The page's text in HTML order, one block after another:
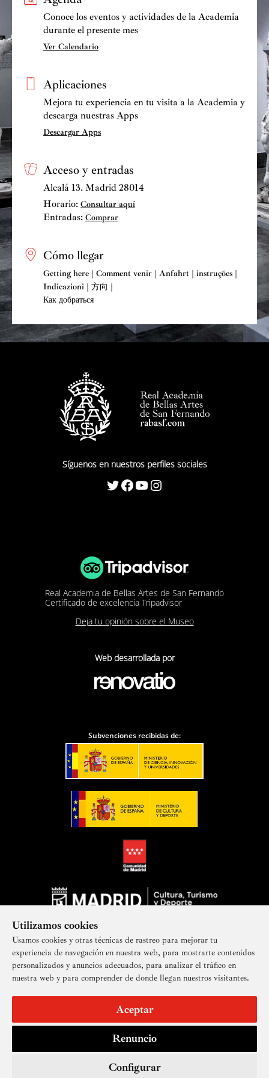
Utilizamos cookies
Usamos cookies y otras técnicas de rastreo para mejorar tu
experiencia de navegación en nuestra web, para mostrarte contenidos
personalizados y anuncios adecuados, para analizar el tráfico en
nuestra web y para comprender de donde llegan nuestros visitantes.
Aceptar
Renuncio
Configurar
Conoce los eventos y actividades de la Academia
durante el presente mes
Ver Calendario
Aplicaciones
Mejora tu experiencia en tu visita a la Academia y
descarga nuestras Apps
Descargar Apps
Acceso y entradas
Alcalá 13. Madrid 28014
Horario: Consultar aquí
Entradas: Comprar
Cómo llegar
Getting here | Comment venir | Anfahrt | instruções |
Indicazioni | 方向 |
Как добраться
Síguenos en nuestros perfiles sociales
Twitter Facebook YouTube Instagram
Real Academia de Bellas Artes de San Fernando
Certificado de excelencia Tripadvisor
Deja tu opinión sobre el Museo
Web desarrollada por
Subvenciones recibidas de:
Suscríbete a nuestra newsletter
AccesibilidadDerechos de imagen
Política de privacidadContactoCookies